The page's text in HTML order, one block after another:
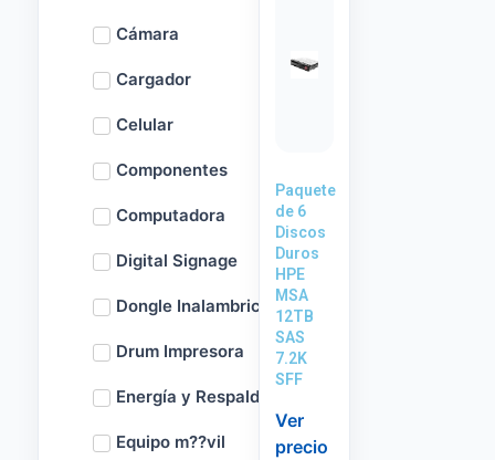
Cámara
Cargador
Celular
Componentes
Computadora
Digital Signage
Dongle Inalambrico
Drum Impresora
Energía y Respaldo
Equipo m??vil
Paquete
de 6
Discos
Duros
HPE
MSA
12TB
SAS
7.2K
SFF
Ver
precio